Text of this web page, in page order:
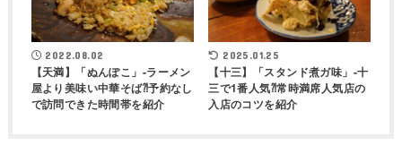
2022.08.02
【天満】「ぬんぽこ」-ラーメン
屋より美味い中華そば⁈予約なし
で訪問できた時間帯を紹介
2025.01.25
【十三】「スタンド煮ガ味」-十
三で1番人気⁈常時満席人気店の
入店のコツを紹介